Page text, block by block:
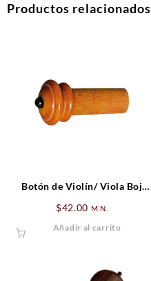
Productos relacionados
Botón de Violín/ Viola Boj
$42.00 M.N.
Añadir al carrito